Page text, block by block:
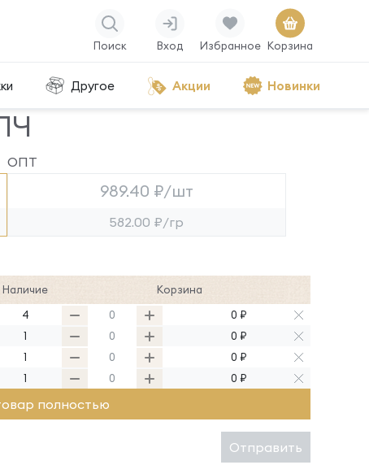
Поиск Вход Избранное Корзина
Другое Акции Новинки
ОПТ
989.40 ₽/шт
582.00 ₽/гр
Наличие
Корзина
4
0 ₽
1
0 ₽
1
0 ₽
1 0 ₽
полностью
Отправить